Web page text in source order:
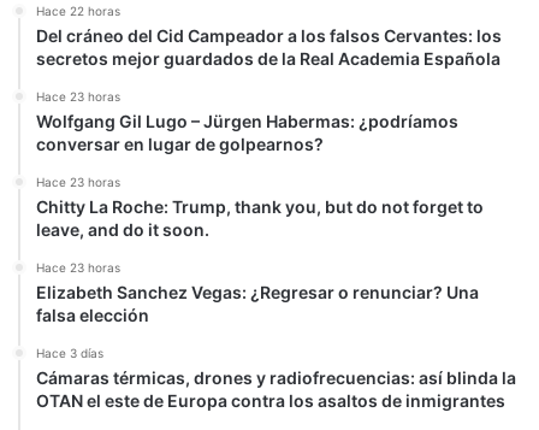
Hace 22 horas
Del cráneo del Cid Campeador a los falsos Cervantes: los
secretos mejor guardados de la Real Academia Española
Hace 23 horas
Wolfgang Gil Lugo – Jürgen Habermas: ¿podríamos
conversar en lugar de golpearnos?
Hace 23 horas
Chitty La Roche: Trump, thank you, but do not forget to
leave, and do it soon.
Hace 23 horas
Elizabeth Sanchez Vegas: ¿Regresar o renunciar? Una
falsa elección
Hace 3 días
Cámaras térmicas, drones y radiofrecuencias: así blinda la
OTAN el este de Europa contra los asaltos de inmigrantes